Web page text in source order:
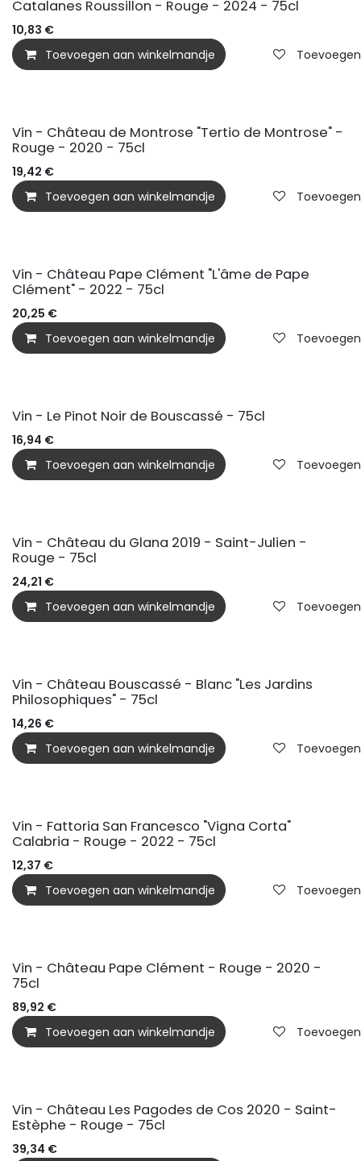
Catalanes Roussillon - Rouge - 2024 - 75cl
10,83 €
Toevoegen aan winkelmandje
Vin - Château de Montrose "Tertio de Montrose" -
Rouge - 2020 - 75cl
19,42 €
Toevoegen aan winkelmandje
Vin - Château Pape Clément "L'âme de Pape
Clément" - 2022 - 75cl
20,25 €
Toevoegen aan winkelmandje
Vin - Le Pinot Noir de Bouscassé - 75cl
16,94 €
Toevoegen aan winkelmandje
Vin - Château du Glana 2019 - Saint-Julien -
Rouge - 75cl
24,21 €
Toevoegen aan winkelmandje
Vin - Château Bouscassé - Blanc "Les Jardins
Philosophiques" - 75cl
14,26 €
Toevoegen aan winkelmandje
Vin - Fattoria San Francesco "Vigna Corta"
Calabria - Rouge - 2022 - 75cl
12,37 €
Toevoegen aan winkelmandje
Vin - Château Pape Clément - Rouge - 2020 -
75cl
89,92 €
Toevoegen aan winkelmandje
Vin - Château Les Pagodes de Cos 2020 - Saint-
Estèphe - Rouge - 75cl
39,34 €